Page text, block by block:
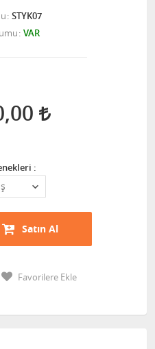
STYK07
VAR
:
Satın Al
PinterestFavorilere Ekle